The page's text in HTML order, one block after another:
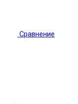
Сравнение